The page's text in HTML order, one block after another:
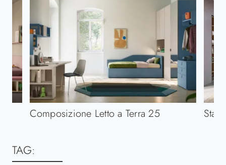
Composizione Letto a Terra 25 Start
TAG: